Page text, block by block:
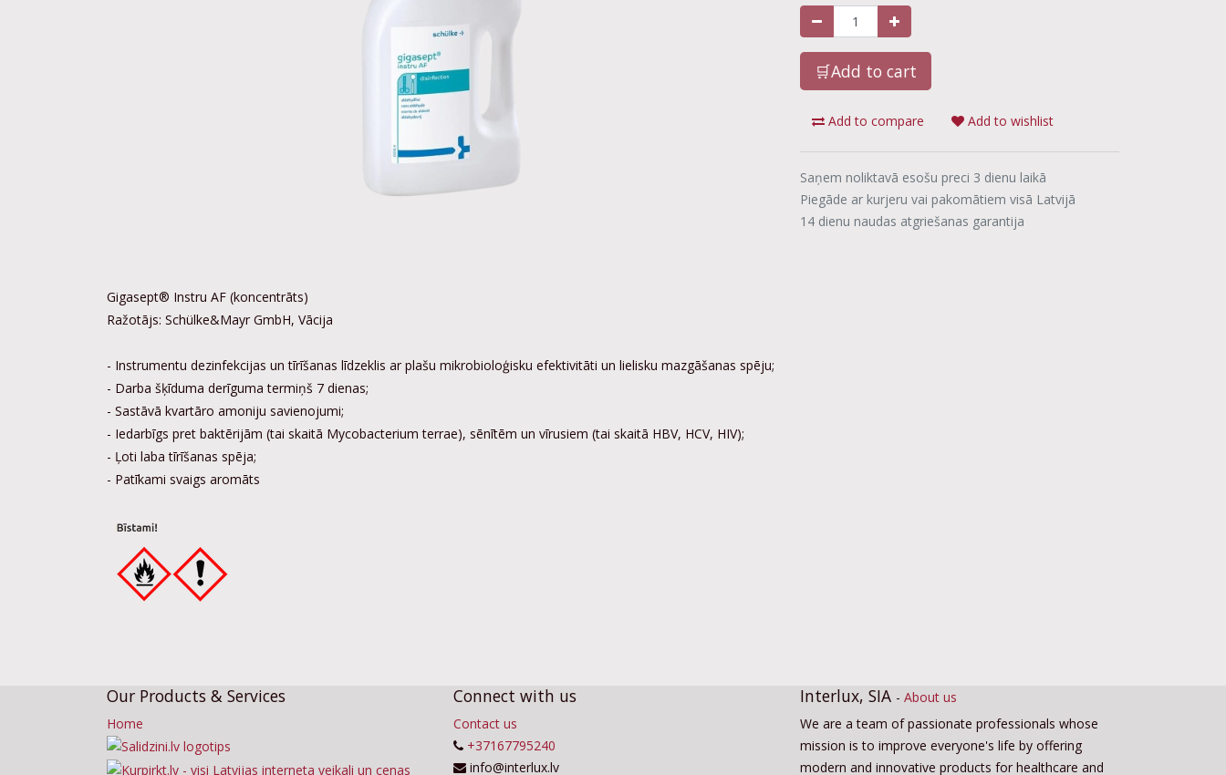
🛒Add to cart
Add to compare Add to wishlist
Saņem noliktavā esošu preci 3 dienu laikā
Piegāde ar kurjeru vai pakomātiem visā Latvijā
14 dienu naudas atgriešanas garantija
Gigasept® Instru AF (koncentrāts)
Ražotājs: Schülke&Mayr GmbH, Vācija
- Instrumentu dezinfekcijas un tīrīšanas līdzeklis ar plašu mikrobioloģisku efektivitāti un lielisku mazgāšanas spēju;
- Darba šķīduma derīguma termiņš 7 dienas;
- Sastāvā kvartāro amoniju savienojumi;
- Iedarbīgs pret baktērijām (tai skaitā Mycobacterium terrae), sēnītēm un vīrusiem (tai skaitā HBV, HCV, HIV);
- Ļoti laba tīrīšanas spēja;
- Patīkami svaigs aromāts
Our Products & Services
Home
Connect with us
Contact us
+37167795240
info@interlux.lv
Interlux, SIA - About us
We are a team of passionate professionals whose
mission is to improve everyone's life by offering
modern and innovative products for healthcare and